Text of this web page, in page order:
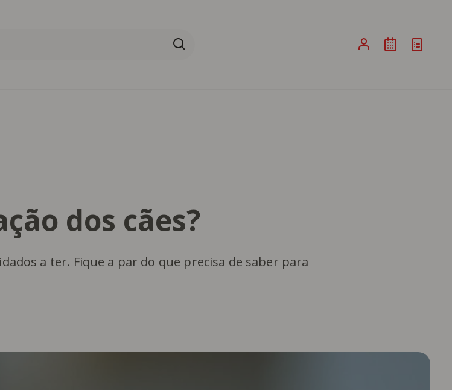
serão exibidos aqui ou na página de Pesquisa ao submeter a sua pesquisa
dos cães?
a ter. Fique a par do que precisa de saber para